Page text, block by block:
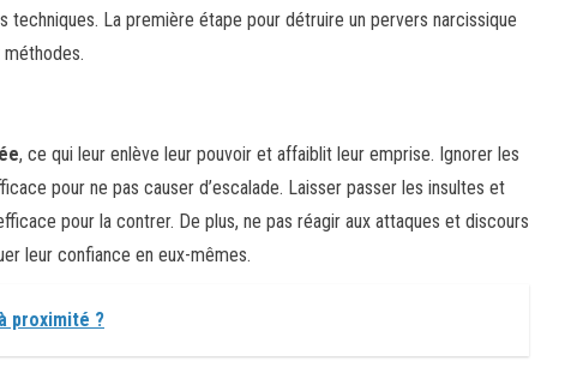
La première étape pour détruire un pervers narcissique
, ce qui leur enlève leur pouvoir et affaiblit leur emprise. Ignorer les
pour ne pas causer d’escalade. Laisser passer les insultes et
pour la contrer. De plus, ne pas réagir aux attaques et discours
leur confiance en eux-mêmes.
proximité ?